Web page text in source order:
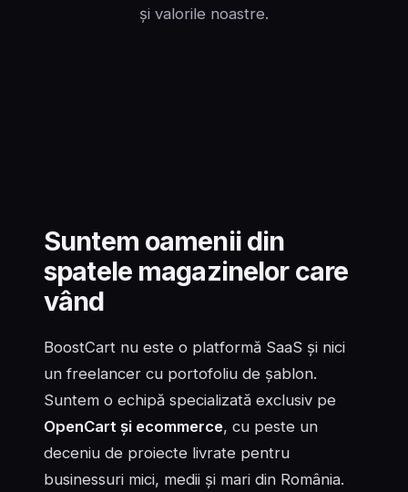
și valorile noastre.
Suntem oamenii din
spatele magazinelor care
vând
BoostCart nu este o platformă SaaS și nici
un freelancer cu portofoliu de șablon.
Suntem o echipă specializată exclusiv pe
OpenCart și ecommerce, cu peste un
deceniu de proiecte livrate pentru
businessuri mici, medii și mari din România.